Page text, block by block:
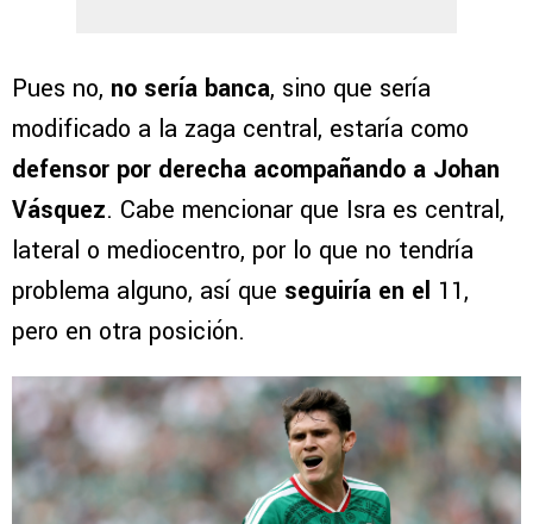
Pues no, no sería banca, sino que sería
modificado a la zaga central, estaría como
defensor por derecha acompañando a Johan
Vásquez. Cabe mencionar que Isra es central,
lateral o mediocentro, por lo que no tendría
problema alguno, así que seguiría en el 11,
pero en otra posición.